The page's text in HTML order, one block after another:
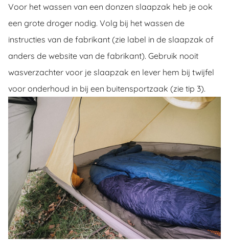
Voor het wassen van een donzen slaapzak heb je ook
een grote droger nodig. Volg bij het wassen de
instructies van de fabrikant (zie label in de slaapzak of
anders de website van de fabrikant). Gebruik nooit
wasverzachter voor je slaapzak en lever hem bij twijfel
voor onderhoud in bij een buitensportzaak (zie tip 3).